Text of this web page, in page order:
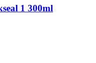
1 300ml